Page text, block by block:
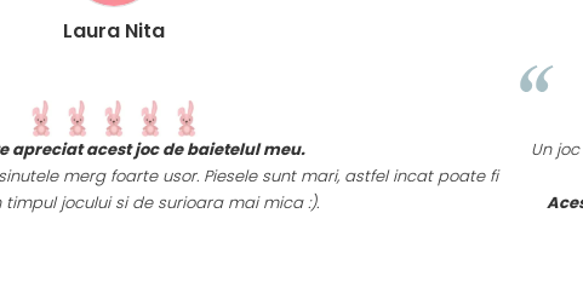
joc de baietelul meu.
usor. Piesele sunt mari, astfel incat poate fi
si de surioara mai mica :).
Un joc perfect
Acest joc i-a
geometrice